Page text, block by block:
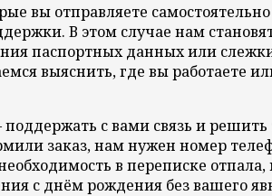
вы отправляете
В этом случае нам
паспортных данных или
выяснить, где вы работаете
с вами связь и решить
заказ, нам нужен номер
в переписке
с днём рождения без вашего